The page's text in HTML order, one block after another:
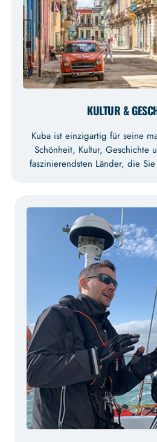
KULTUR &
Kuba ist einzigartig für seine
Schönheit, Kultur, Geschichte
faszinierendsten Länder, die